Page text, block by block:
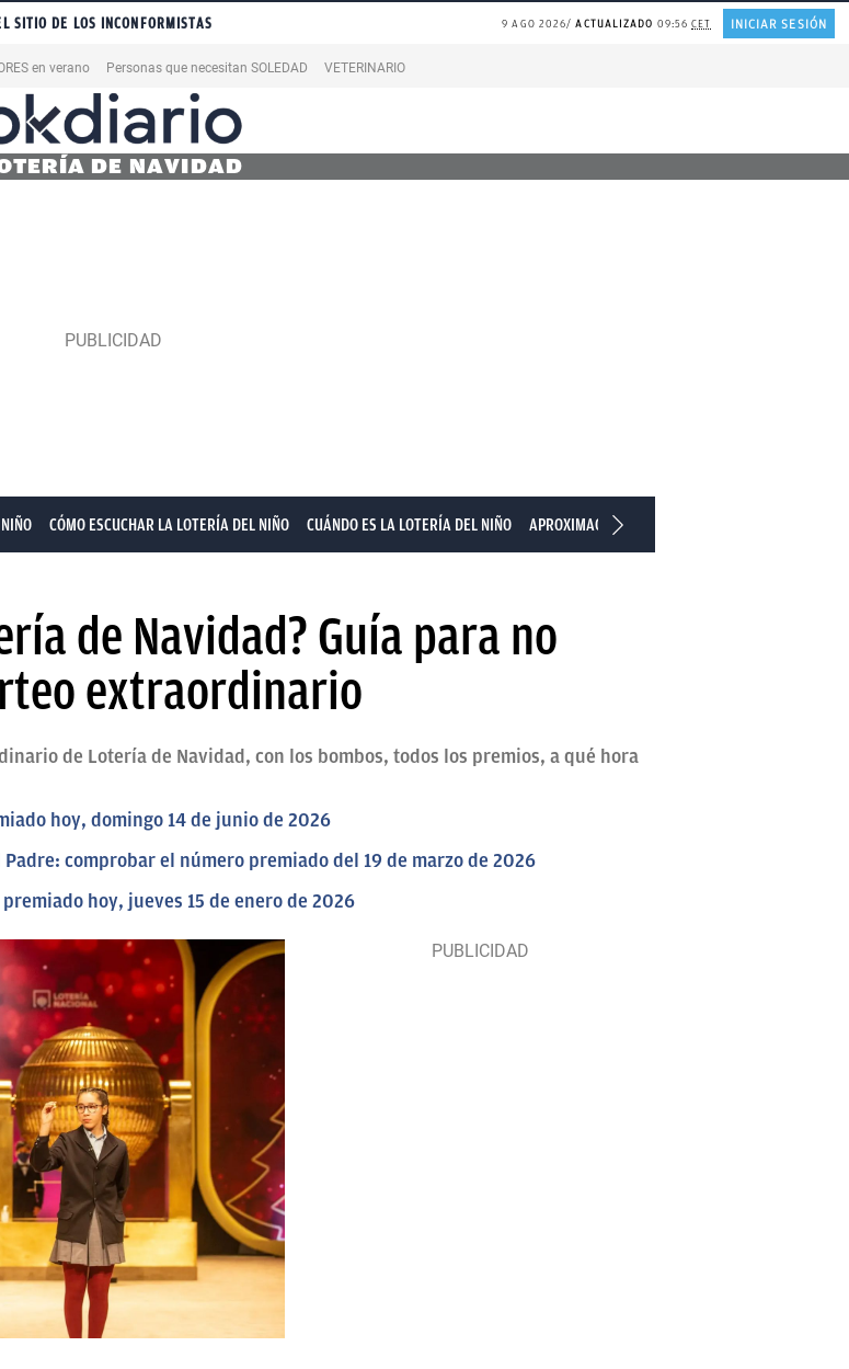
SITIO DE LOS INCONFORMISTAS 9 AGO 2026 ACTUALIZADO 09:56CET INICIAR SESIÓN
en verano Personas que necesitan SOLEDAD VETERINARIO gatos
DE NAVIDAD
CÓMO ESCUCHAR LA LOTERÍA DEL NIÑO CUÁNDO ES LA LOTERÍA DEL NIÑO APROXIMACIONES DE LA LOTERÍA DEL NIÑO
de Navidad? Guía para no
extraordinario
de Lotería de Navidad, con los bombos, todos los premios, a qué hora
hoy, domingo 14 de junio de 2026
comprobar el número premiado del 19 de marzo de 2026
hoy, jueves 15 de enero de 2026